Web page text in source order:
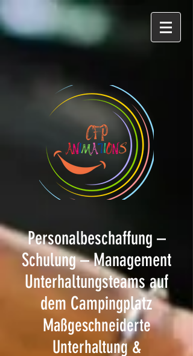
Personalbeschaffung –
Schulung – Management
Unterhaltungsteams auf
dem Campingplatz
Maßgeschneiderte
Unterhaltung &